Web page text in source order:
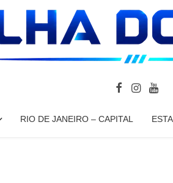
RIO DE JANEIRO – CAPITAL